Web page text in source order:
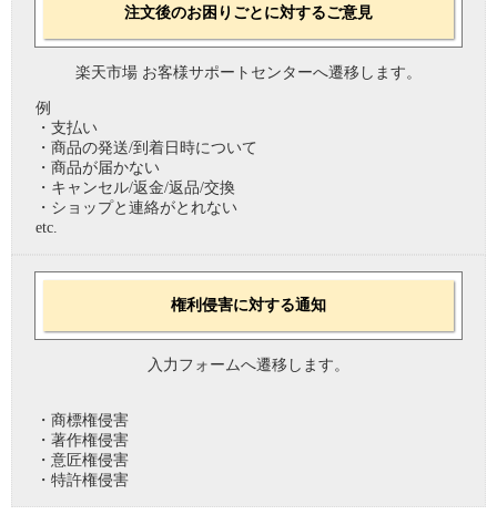
注文後のお困りごとに対するご意見
楽天市場 お客様サポートセンターへ遷移します。
例
・支払い
・商品の発送/到着日時について
・商品が届かない
・キャンセル/返金/返品/交換
・ショップと連絡がとれない
etc.
権利侵害に対する通知
入力フォームへ遷移します。
・商標権侵害
・著作権侵害
・意匠権侵害
・特許権侵害